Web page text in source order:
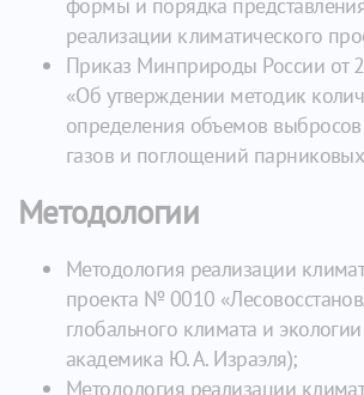
формы и порядка
реализации климатического
Приказ Минприроды России от
«Об утверждении методик
определения объемов
газов и поглощений
Методологии
Методология реализации
проекта № 0010
глобального климата и
академика Ю. А. Израэля);
Методология реализации